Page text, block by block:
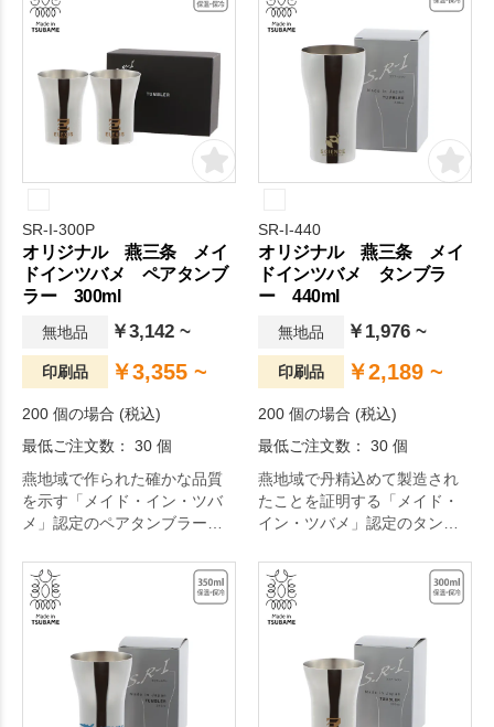
SR-I-300P
オリジナル 燕三条 メイ
ドインツバメ ペアタンブ
ラー 300ml
無地品 ￥3,142 ~
印刷品 ￥3,355 ~
200 個の場合 (税込)
最低ご注文数： 30 個
燕地域で作られた確かな品質
を示す「メイド・イン・ツバ
メ」認定のペアタンブラーで
SR-I-440
オリジナル 燕三条 メイ
ドインツバメ タンブラ
ー 440ml
無地品 ￥1,976 ~
印刷品 ￥2,189 ~
200 個の場合 (税込)
最低ご注文数： 30 個
燕地域で丹精込めて製造され
たことを証明する「メイド・
イン・ツバメ」認定のタンブ